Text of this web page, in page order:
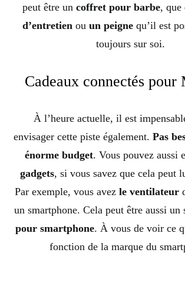
peut être un coffret pour barbe, que
d’entretienou un peignequ’il est
toujours sur soi.
Cadeaux connectés pour
À l’heure actuelle, il est
envisager cette piste également. Pas
énorme budget. Vous pouvez aussi
gadgets, si vous savez que cela peut
Par exemple, vous avezle ventilateur
un smartphone. Cela peut être aussi un
pour smartphone. À vous de voir ce
fonction de la marque du